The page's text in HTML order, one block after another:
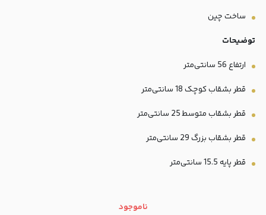
ساخت چین
توضیحات
ارتفاع 56 سانتی‌متر
قطر بشقاب کوچک 18 سانتی‌متر
قطر بشقاب متوسط 25 سانتی‌متر
قطر بشقاب بزرگ 29 سانتی‌متر
قطر پایه 15.5 سانتی‌متر
ناموجود